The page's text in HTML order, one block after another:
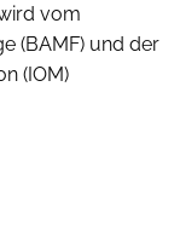
vom
(BAMF) und der
(IOM)